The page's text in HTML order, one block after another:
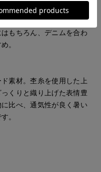
。フリンジディテールで
無くすことでカーデガン
もちろん、デニムを合わ
。
素材。杢糸を使用した上
くりと織り上げた表情豊
比べ、通気性が良く暑い
。